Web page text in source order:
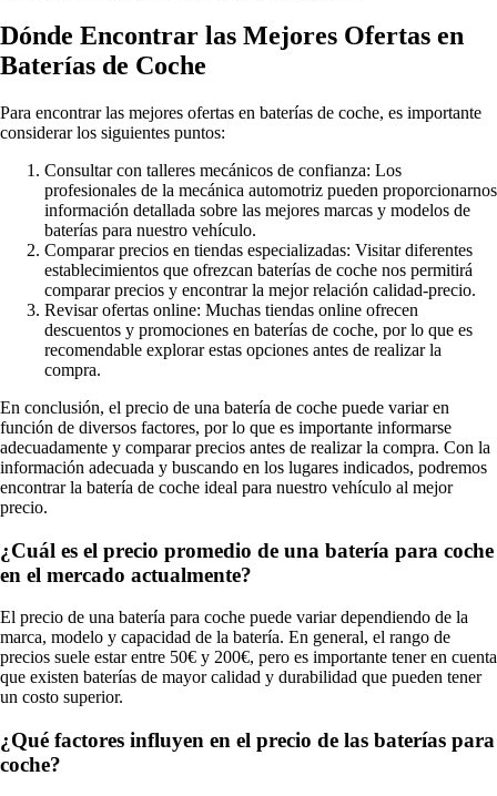
Dónde Encontrar las Mejores Ofertas en
Baterías de Coche
Para encontrar las mejores ofertas en baterías de coche, es importante
considerar los siguientes puntos:
Consultar con talleres mecánicos de confianza: Los
profesionales de la mecánica automotriz pueden proporcionarnos
información detallada sobre las mejores marcas y modelos de
baterías para nuestro vehículo.
Comparar precios en tiendas especializadas: Visitar diferentes
establecimientos que ofrezcan baterías de coche nos permitirá
comparar precios y encontrar la mejor relación calidad-precio.
Revisar ofertas online: Muchas tiendas online ofrecen
descuentos y promociones en baterías de coche, por lo que es
recomendable explorar estas opciones antes de realizar la
compra.
En conclusión, el precio de una batería de coche puede variar en
función de diversos factores, por lo que es importante informarse
adecuadamente y comparar precios antes de realizar la compra. Con la
información adecuada y buscando en los lugares indicados, podremos
encontrar la batería de coche ideal para nuestro vehículo al mejor
precio.
¿Cuál es el precio promedio de una batería para coche
en el mercado actualmente?
El precio de una batería para coche puede variar dependiendo de la
marca, modelo y capacidad de la batería. En general, el rango de
precios suele estar entre 50€ y 200€, pero es importante tener en cuenta
que existen baterías de mayor calidad y durabilidad que pueden tener
un costo superior.
¿Qué factores influyen en el precio de las baterías para
coche?